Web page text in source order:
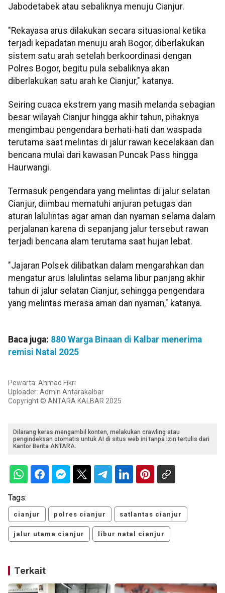
Jabodetabek atau sebaliknya menuju Cianjur.
"Rekayasa arus dilakukan secara situasional ketika
terjadi kepadatan menuju arah Bogor, diberlakukan
sistem satu arah setelah berkoordinasi dengan
Polres Bogor, begitu pula sebaliknya akan
diberlakukan satu arah ke Cianjur," katanya.
Seiring cuaca ekstrem yang masih melanda sebagian
besar wilayah Cianjur hingga akhir tahun, pihaknya
mengimbau pengendara berhati-hati dan waspada
terutama saat melintas di jalur rawan kecelakaan dan
bencana mulai dari kawasan Puncak Pass hingga
Haurwangi.
Termasuk pengendara yang melintas di jalur selatan
Cianjur, diimbau mematuhi anjuran petugas dan
aturan lalulintas agar aman dan nyaman selama dalam
perjalanan karena di sepanjang jalur tersebut rawan
terjadi bencana alam terutama saat hujan lebat.
"Jajaran Polsek dilibatkan dalam mengarahkan dan
mengatur arus lalulintas selama libur panjang akhir
tahun di jalur selatan Cianjur, sehingga pengendara
yang melintas merasa aman dan nyaman," katanya.
Baca juga: 880 Warga Binaan di Kalbar menerima
remisi Natal 2025
Pewarta: Ahmad Fikri
Uploader: Admin Antarakalbar
Copyright © ANTARA KALBAR 2025
Dilarang keras mengambil konten, melakukan crawling atau
pengindeksan otomatis untuk AI di situs web ini tanpa izin tertulis dari
Kantor Berita ANTARA.
Tags:
cianjur polres cianjur satlantas cianjur
jalur utama cianjur libur natal cianjur
Terkait